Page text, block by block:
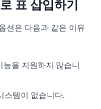
표 삽입하기
션은 다음과 같은 이유
을 지원하지 않습니
스템이 없습니다.